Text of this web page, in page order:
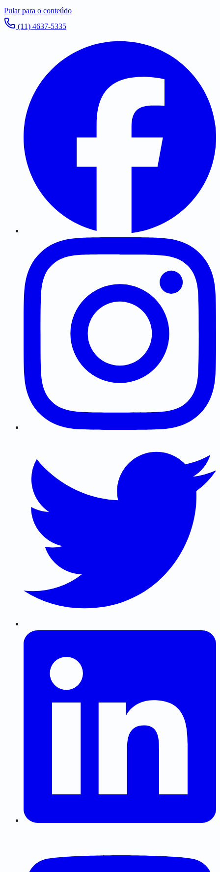
Pular para o conteúdo
(11) 4637-5335